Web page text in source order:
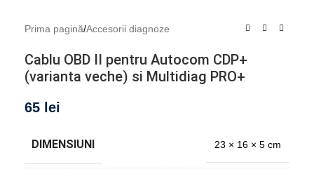
Prima pagină/Accesorii diagnoze
Cablu OBD II pentru Autocom CDP+
(varianta veche) si Multidiag PRO+
65 lei
DIMENSIUNI 23 × 16 × 5 cm